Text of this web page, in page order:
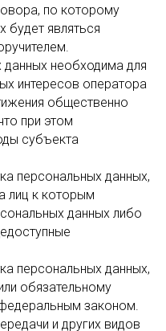
по которому
будет являться
необходима для
интересов оператора
общественно
при этом
субъекта
персональных данных,
лиц к которым
данных либо
персональных данных,
обязательному
законом.
и других видов